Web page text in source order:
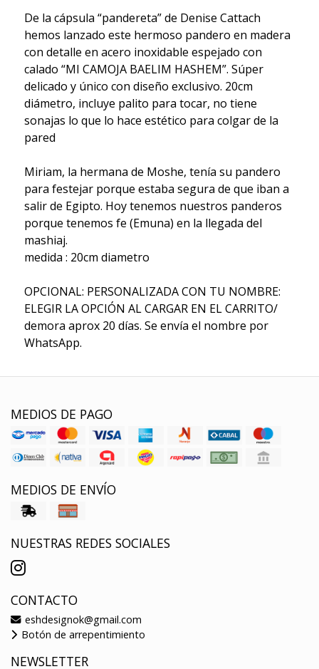
De la cápsula “pandereta” de Denise Cattach
hemos lanzado este hermoso pandero en madera
con detalle en acero inoxidable espejado con
calado “MI CAMOJA BAELIM HASHEM”. Súper
delicado y único con diseño exclusivo. 20cm
diámetro, incluye palito para tocar, no tiene
sonajas lo que lo hace estético para colgar de la
pared
Miriam, la hermana de Moshe, tenía su pandero
para festejar porque estaba segura de que iban a
salir de Egipto. Hoy tenemos nuestros panderos
porque tenemos fe (Emuna) en la llegada del
mashiaj.
medida : 20cm diametro
OPCIONAL: PERSONALIZADA CON TU NOMBRE:
ELEGIR LA OPCIÓN AL CARGAR EN EL CARRITO/
demora aprox 20 días. Se envía el nombre por
WhatsApp.
MEDIOS DE PAGO
MEDIOS DE ENVÍO
NUESTRAS REDES SOCIALES
CONTACTO
eshdesignok@gmail.com
Botón de arrepentimiento
NEWSLETTER